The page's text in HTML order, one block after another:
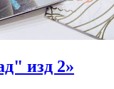
изд 2»